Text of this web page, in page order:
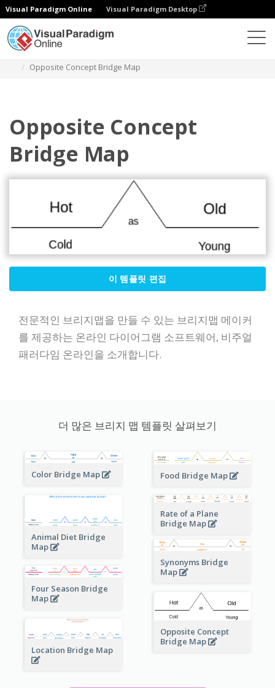
Visual Paradigm Online Visual Paradigm Desktop
Opposite Concept Bridge Map
Opposite Concept
Bridge Map
이 템플릿 편집
전문적인 브리지맵을 만들 수 있는 브리지맵 메이커
를 제공하는 온라인 다이어그램 소프트웨어, 비주얼
패러다임 온라인을 소개합니다.
더 많은 브리지 맵 템플릿 살펴보기
Color Bridge Map Food Bridge Map
Animal Diet Bridge
Map
Rate of a Plane
Bridge Map
Synonyms Bridge
Map
Four Season Bridge
Map
Opposite Concept
Bridge Map
Location Bridge Map